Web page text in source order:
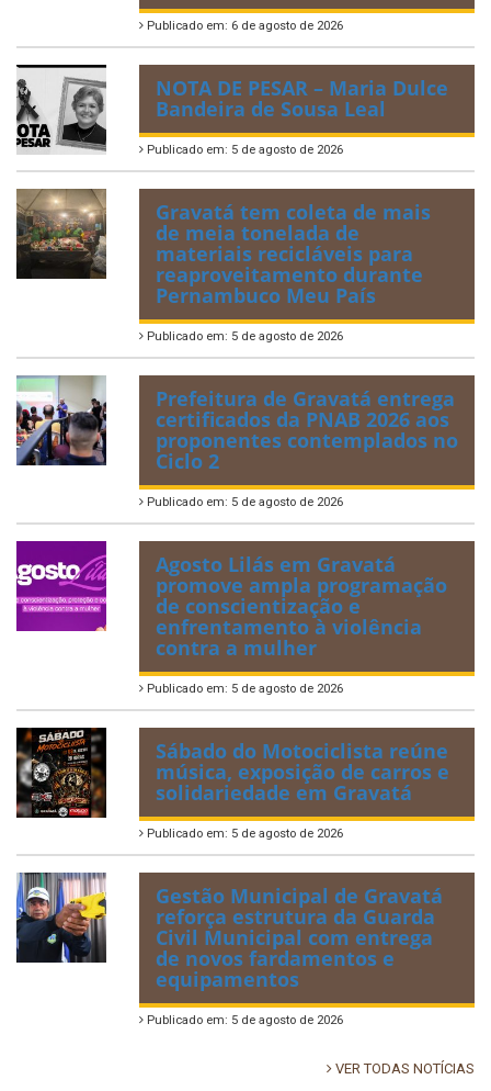
Publicado em: 6 de agosto de 2026
NOTA DE PESAR – Maria Dulce
Bandeira de Sousa Leal
Publicado em: 5 de agosto de 2026
Gravatá tem coleta de mais
de meia tonelada de
materiais recicláveis para
reaproveitamento durante
Pernambuco Meu País
Publicado em: 5 de agosto de 2026
Prefeitura de Gravatá entrega
certificados da PNAB 2026 aos
proponentes contemplados no
Ciclo 2
Publicado em: 5 de agosto de 2026
Agosto Lilás em Gravatá
promove ampla programação
de conscientização e
enfrentamento à violência
contra a mulher
Publicado em: 5 de agosto de 2026
Sábado do Motociclista reúne
música, exposição de carros e
solidariedade em Gravatá
Publicado em: 5 de agosto de 2026
Gestão Municipal de Gravatá
reforça estrutura da Guarda
Civil Municipal com entrega
de novos fardamentos e
equipamentos
Publicado em: 5 de agosto de 2026
VER TODAS NOTÍCIAS